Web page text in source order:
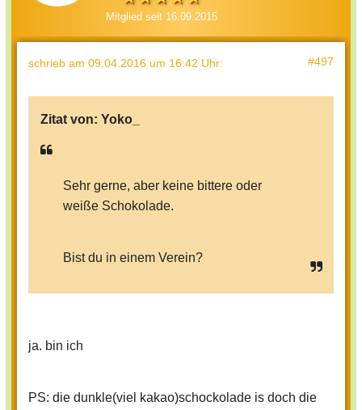
Mitglied seit 16.09.2015
schrieb am 09.04.2016 um 16:42 Uhr: #497
Zitat von: Yoko_
Sehr gerne, aber keine bittere oder
weiße Schokolade.
Bist du in einem Verein?
ja. bin ich
PS: die dunkle(viel kakao)schockolade is doch die